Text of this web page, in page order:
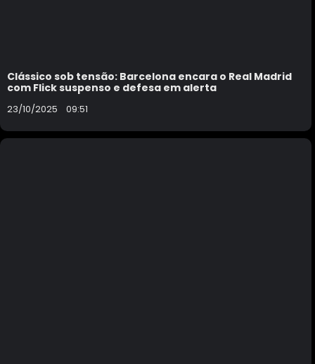
Clássico sob tensão: Barcelona encara o Real Madrid
com Flick suspenso e defesa em alerta
23/10/2025 09:51